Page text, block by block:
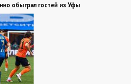
обыграл гостей из Уфы